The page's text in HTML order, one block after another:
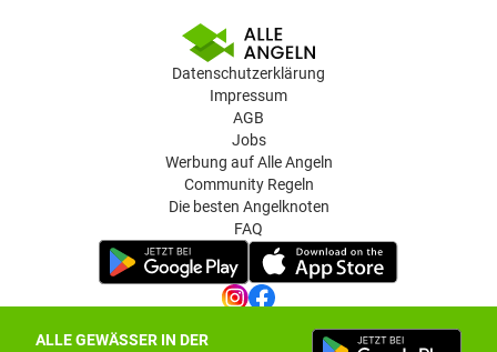
ALLE GEWÄSSER IN DER
Datenschutzerklärung
Impressum
AGB
Jobs
Werbung auf Alle Angeln
Community Regeln
Die besten Angelknoten
FAQ